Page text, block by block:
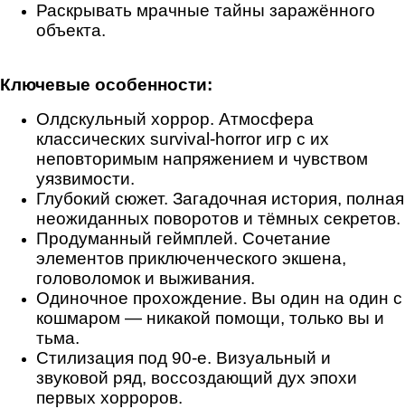
Раскрывать мрачные тайны заражённого
объекта.
Ключевые особенности:
Олдскульный хоррор. Атмосфера
классических survival‑horror игр с их
неповторимым напряжением и чувством
уязвимости.
Глубокий сюжет. Загадочная история, полная
неожиданных поворотов и тёмных секретов.
Продуманный геймплей. Сочетание
элементов приключенческого экшена,
головоломок и выживания.
Одиночное прохождение. Вы один на один с
кошмаром — никакой помощи, только вы и
тьма.
Стилизация под 90‑е. Визуальный и
звуковой ряд, воссоздающий дух эпохи
первых хорроров.